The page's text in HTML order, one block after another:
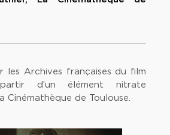
les Archives françaises du film
d’un élément nitrate
Cinémathèque de Toulouse.